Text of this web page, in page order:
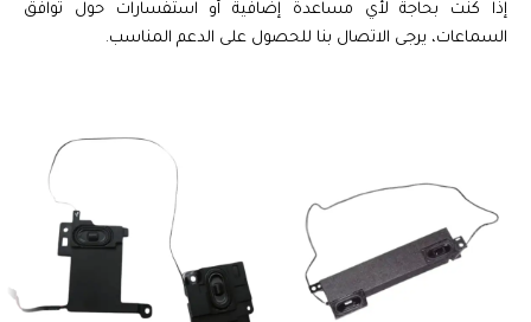
إذا كنت بحاجة لأي مساعدة إضافية أو استفسارات حول توافق
السماعات، يرجى الاتصال بنا للحصول على الدعم المناسب.